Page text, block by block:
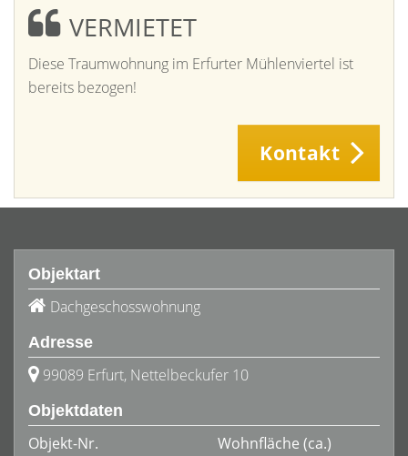
VERMIETET
Diese Traumwohnung im Erfurter Mühlenviertel ist
bereits bezogen!
Kontakt
Objektart
Dachgeschosswohnung
Adresse
99089 Erfurt, Nettelbeckufer 10
Objektdaten
Objekt-Nr.
Wohnfläche (ca.)